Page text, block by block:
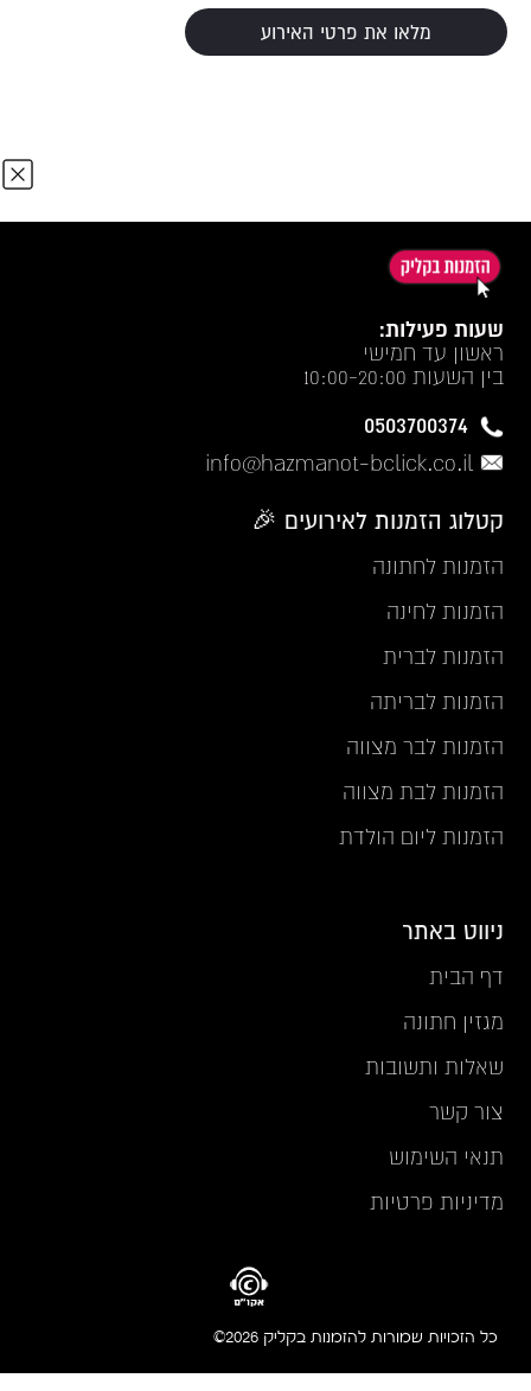
מלאו את פרטי האירוע
שעות פעילות:
ראשון עד חמישי
בין השעות 10:00-20:00
0503700374
info@hazmanot-bclick.co.il
קטלוג הזמנות לאירועים 🎉
הזמנות לחתונה
הזמנות לחינה
הזמנות לברית
הזמנות לבריתה
הזמנות לבר מצווה
הזמנות לבת מצווה
הזמנות ליום הולדת
ניווט באתר
דף הבית
מגזין חתונה
שאלות ותשובות
צור קשר
תנאי השימוש
מדיניות פרטיות
כל הזכויות שמורות להזמנות בקליק 2026©